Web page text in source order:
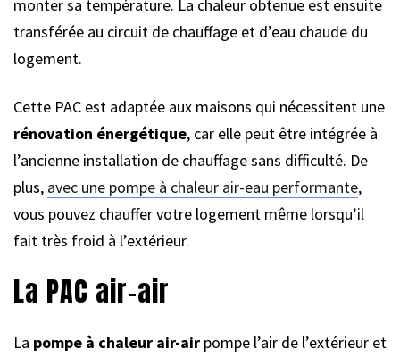
monter sa température. La chaleur obtenue est ensuite
transférée au circuit de chauffage et d’eau chaude du
logement.
Cette PAC est adaptée aux maisons qui nécessitent une
rénovation énergétique, car elle peut être intégrée à
l’ancienne installation de chauffage sans difficulté. De
plus, avec une pompe à chaleur air-eau performante,
vous pouvez chauffer votre logement même lorsqu’il
fait très froid à l’extérieur.
La PAC air-air
La pompe à chaleur air-air pompe l’air de l’extérieur et